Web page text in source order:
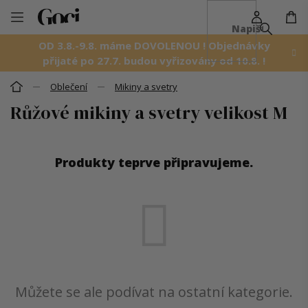
Přejít
OD 3.8.-9.8. máme DOVOLENOU ! Objednávky
přijaté po 27.7. budou vyřizovány od 10.8. !
Domů Oblečení Mikiny a svetry
Růžové mikiny a svetry velikost M
Produkty teprve připravujeme.
Můžete se ale podívat na ostatní kategorie.